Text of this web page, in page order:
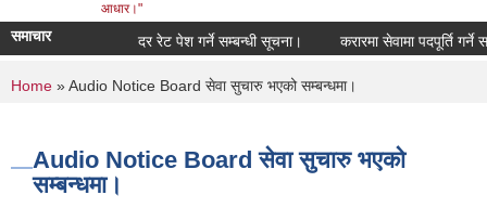
आधार।"
समाचार दर रेट पेश गर्ने सम्बन्धी सूचना। करारमा सेवामा पदपूर्ति गर्ने
You are here
Home » Audio Notice Board सेवा सुचारु भएको सम्बन्धमा।
Audio Notice Board सेवा सुचारु भएको
सम्बन्धमा।